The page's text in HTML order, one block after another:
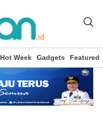
Hot Week Gadgets Featured